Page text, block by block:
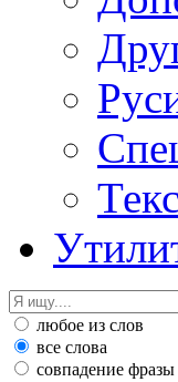
любое из слов
все слова
совпадение фразы